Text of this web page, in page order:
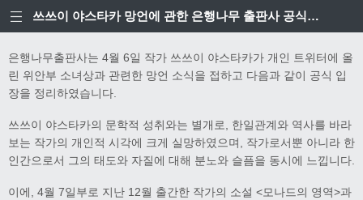
쓰쓰이 야스타카 망언에 관한 은행나무 출판사 공식입장
은행나무출판사는 4월 6일 작가 쓰쓰이 야스타카가 개인 트위터에 올
린 위안부 소녀상과 관련한 망언 소식을 접하고 다음과 같이 공식 입
장을 정리하였습니다.
쓰쓰이 야스타카의 문학적 성취와는 별개로, 한일관계와 역사를 바라
보는 작가의 개인적 시각에 크게 실망하였으며, 작가로서뿐 아니라 한
인간으로서 그의 태도와 자질에 대해 분노와 슬픔을 동시에 느낍니다.
이에, 4월 7일부로 지난 12월 출간한 작가의 소설 <모나드의 영역>과